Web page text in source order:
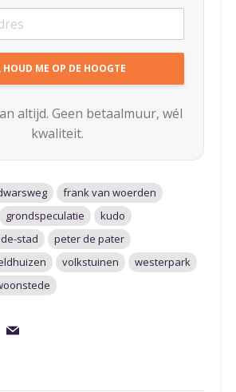
altijd. Geen betaalmuur, wél
kwaliteit.
frank van woerden
grondspeculatie
kudo
stad
peter de pater
volkstuinen
westerpark